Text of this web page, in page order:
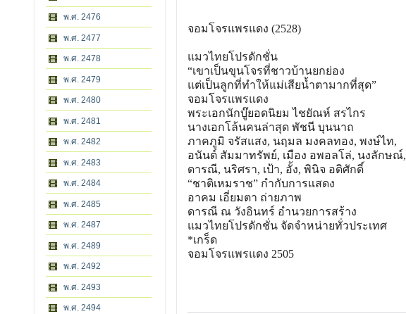
พ.ศ. 2476
พ.ศ. 2477
พ.ศ. 2478
พ.ศ. 2479
พ.ศ. 2480
พ.ศ. 2481
พ.ศ. 2482
พ.ศ. 2483
พ.ศ. 2484
พ.ศ. 2485
พ.ศ. 2487
พ.ศ. 2489
พ.ศ. 2492
พ.ศ. 2493
พ.ศ. 2494
จอมโจรแพรแดง (2528)
แมวไทยโปรดักชั่น
“เขาเป็นขุนโจรที่ชาวบ้านยกย่อง
แต่เป็นลูกที่ทำให้แม่เสียน้ำตามากที่สุด”
จอมโจรแพรแดง
พระเอกนักบู๊ยอดนิยม ไชยัณห์ สรไกร
นางเอกโล้นคนล่าสุด พัชนี บุนนาถ
ภาคภูมิ จรัสแสง, นฤมล มงคลทอง, พงษ์ไท,
อนันต์ สัมมาทรัพย์, เมือง อพอลโล่, นงลักษณ์,
ดารณี, นริศรา, เป้า, อั้ง, พินิจ อดิศักดิ์
“ชาติเหมราช” กำกับการแสดง
อาคม เอี่ยมตา ถ่ายภาพ
ดารณี ณ วังอินทร์ อำนวยการสร้าง
แมวไทยโปรดักชั่น จัดจำหน่ายทั่วประเทศ
*เกร็ด
จอมโจรแพรแดง 2505